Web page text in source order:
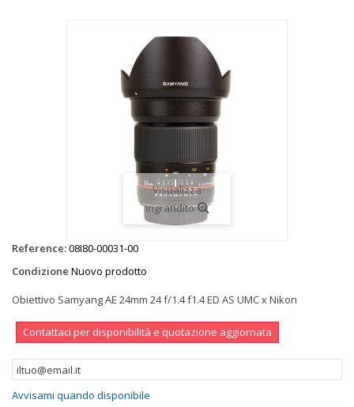
Visualizza
ingrandito
Reference:08I80-00031-00
Condizione Nuovo prodotto
Obiettivo Samyang AE 24mm 24 f/1.4 f1.4 ED AS UMC x Nikon
Contattaci per disponibilità e quotazione aggiornata
Avvisami quando disponibile